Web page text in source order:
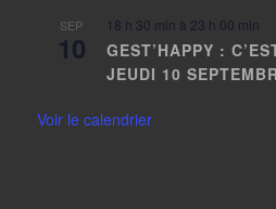
SEP
10
18 h 30 min à 23 h 00 min
GEST’HAPPY :
JEUDI 10
Voir le calendrier